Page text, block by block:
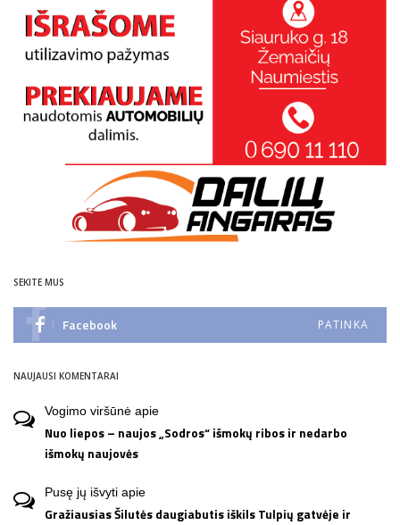
SEKITE MUS
Facebook PATINKA
NAUJAUSI KOMENTARAI
Vogimo viršūnė apie
Nuo liepos – naujos „Sodros“ išmokų ribos ir nedarbo
išmokų naujovės
Pusę jų išvyti apie
Gražiausias Šilutės daugiabutis iškils Tulpių gatvėje ir